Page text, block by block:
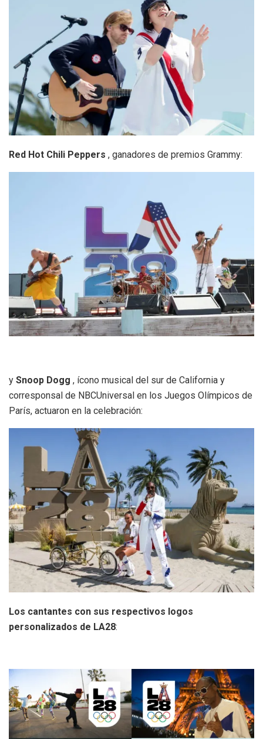
Red Hot Chili Peppers , ganadores de premios Grammy:
y Snoop Dogg , ícono musical del sur de California y
corresponsal de NBCUniversal en los Juegos Olímpicos de
París, actuaron en la celebración:
Los cantantes con sus respectivos logos
personalizados de LA28: